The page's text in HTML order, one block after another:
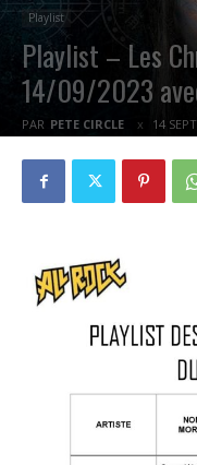
Playlist
Playlist – Les
14/09/2023
PAR PETE CIRCLE 14